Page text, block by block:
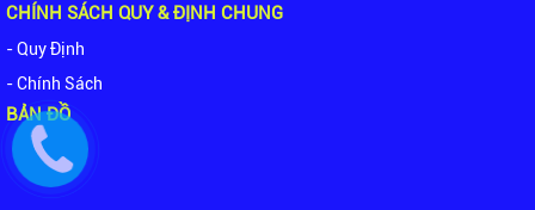
CHÍNH SÁCH QUY & ĐỊNH CHUNG
- Quy Định
- Chính Sách
BẢN ĐỒ